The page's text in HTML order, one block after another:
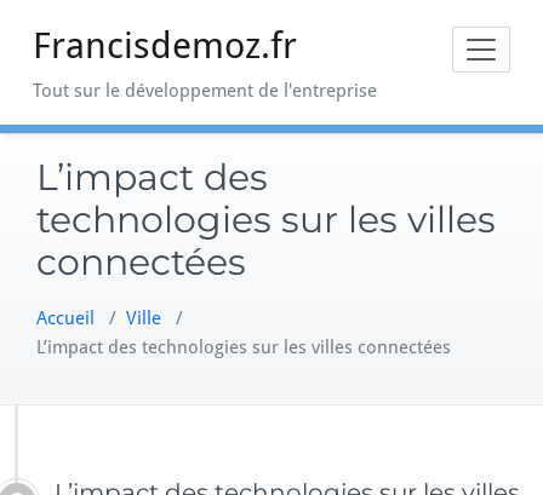
Francisdemoz.fr
Tout sur le développement de l'entreprise
L’impact des
technologies sur les villes
connectées
Accueil / Ville /
L’impact des technologies sur les villes connectées